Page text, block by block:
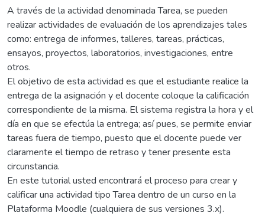
A través de la actividad denominada Tarea, se pueden
realizar actividades de evaluación de los aprendizajes tales
como: entrega de informes, talleres, tareas, prácticas,
ensayos, proyectos, laboratorios, investigaciones, entre
otros.
El objetivo de esta actividad es que el estudiante realice la
entrega de la asignación y el docente coloque la calificación
correspondiente de la misma. El sistema registra la hora y el
día en que se efectúa la entrega; así pues, se permite enviar
tareas fuera de tiempo, puesto que el docente puede ver
claramente el tiempo de retraso y tener presente esta
circunstancia.
En este tutorial usted encontrará el proceso para crear y
calificar una actividad tipo Tarea dentro de un curso en la
Plataforma Moodle (cualquiera de sus versiones 3.x).